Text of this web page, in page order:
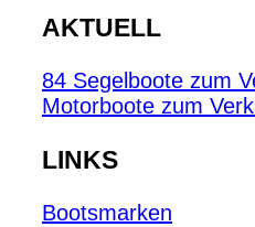
AKTUELL
84 Segelboote zum
Motorboote zum
LINKS
Bootsmarken